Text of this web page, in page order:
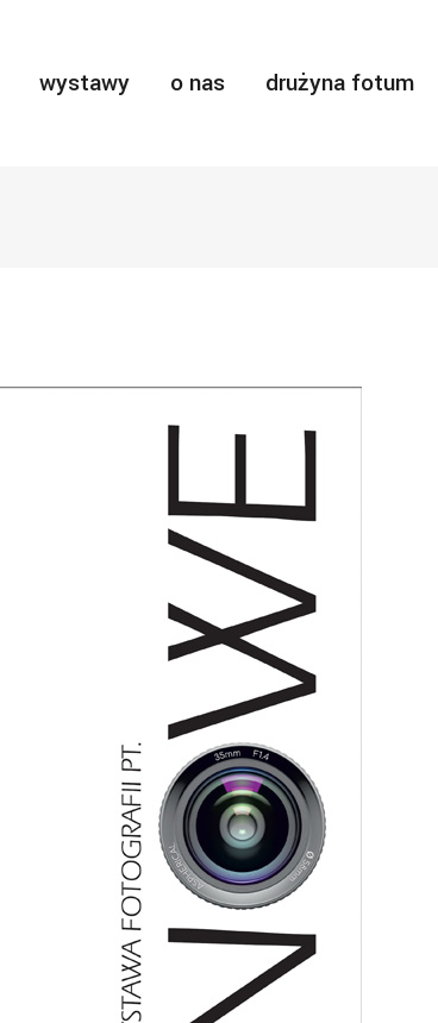
wystawy o nas drużyna fotum